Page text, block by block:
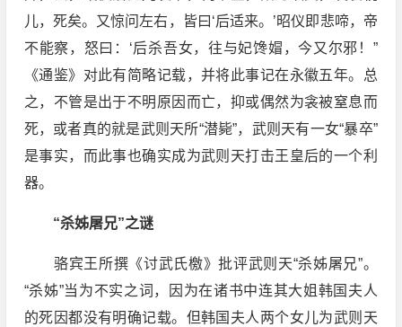
儿，死矣。又惊问左右，皆曰‘后适来。’昭仪即悲啼，帝
不能察，怒曰：‘后杀吾女，往与妃馋媢，今又尔邪！”
《通鉴》对此有简略记载，并将此事记在永徽五年。总
之，不管是出于不明原因而亡，抑或偶然为衾被窒息而
死，或者真的就是武则天所“潜毙”，武则天有一女“暴卒”
是事实，而此事也确实成为武则天打击王皇后的一个利
器。
“杀姊屠兄”之谜
骆宾王所撰《讨武氏檄》批评武则天“杀姊屠兄”。
“杀姊”当为不实之词，因为在诸书中连其大姐韩国夫人
的死因都没有明确记载。但韩国夫人两个女儿为武则天